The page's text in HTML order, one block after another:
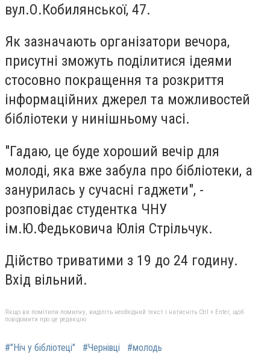
вул.О.Кобилянської, 47.
Як зазначають організатори вечора,
присутні зможуть поділитися ідеями
стосовно покращення та розкриття
інформаційних джерел та можливостей
бібліотеки у нинішньому часі.
"Гадаю, це буде хороший вечір для
молоді, яка вже забула про бібліотеки, а
занурилась у сучасні гаджети", -
розповідає студентка ЧНУ
ім.Ю.Федьковича Юлія Стрільчук.
Дійство триватими з 19 до 24 годину.
Вхід вільний.
Якщо ви помітили помилку, виділіть необхідний текст і натисніть Ctrl + Enter, щоб
повідомити про це редакцію
#"Ніч у бібліотеці" #Чернівці #молодь